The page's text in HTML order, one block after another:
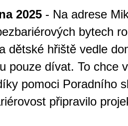
2025 - Na adrese
bytech
dětské hřiště vedle
pouze dívat. To chce
pomoci Poradního
připravilo
Brno je
zajímavé
restaurace,
místem, kde si
kasinové hry. V
širokou nabídku her
jak pro pravidelné
V...